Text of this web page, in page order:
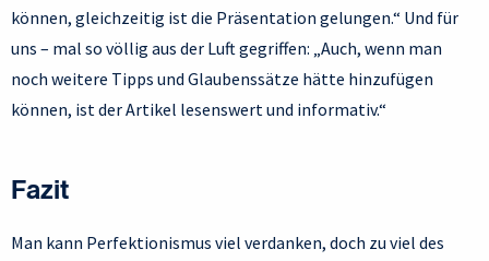
können, gleichzeitig ist die Präsentation gelungen.“ Und für
uns – mal so völlig aus der Luft gegriffen: „Auch, wenn man
noch weitere Tipps und Glaubenssätze hätte hinzufügen
können, ist der Artikel lesenswert und informativ.“
Fazit
Man kann Perfektionismus viel verdanken, doch zu viel des